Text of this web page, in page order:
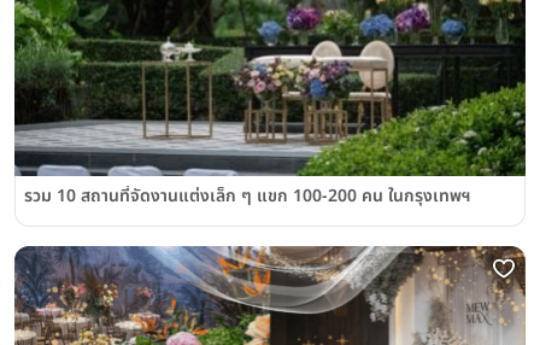
รวม 10 สถานที่จัดงานแต่งเล็ก ๆ แขก 100-200 คน ในกรุงเทพฯ